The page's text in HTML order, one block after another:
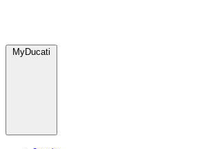
MyDucati